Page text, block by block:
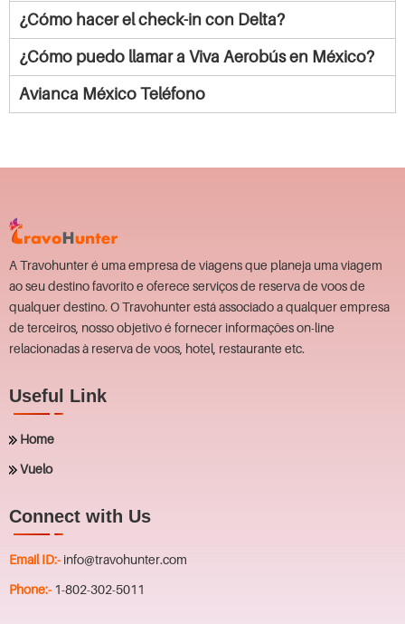
¿Cómo hacer el check-in con Delta?
¿Cómo puedo llamar a Viva Aerobús en México?
Avianca México Teléfono
A Travohunter é uma empresa de viagens que planeja uma viagem
ao seu destino favorito e oferece serviços de reserva de voos de
qualquer destino. O Travohunter está associado a qualquer empresa
de terceiros, nosso objetivo é fornecer informações on-line
relacionadas à reserva de voos, hotel, restaurante etc.
Useful Link
Home
Vuelo
Connect with Us
Email ID:- info@travohunter.com
Phone:- 1-802-302-5011